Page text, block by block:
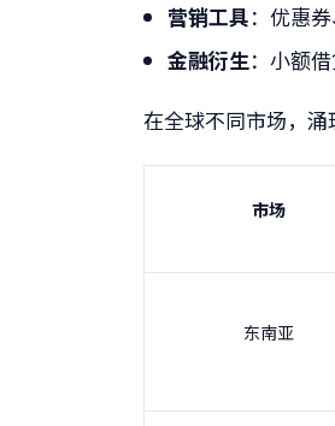
营销工具：优惠
金融衍生：小额
在全球不同市场，涌
市场
东南亚